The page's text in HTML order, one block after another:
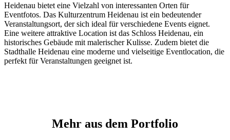
Heidenau bietet eine Vielzahl von interessanten Orten für
Eventfotos. Das Kulturzentrum Heidenau ist ein bedeutender
Veranstaltungsort, der sich ideal für verschiedene Events eignet.
Eine weitere attraktive Location ist das Schloss Heidenau, ein
historisches Gebäude mit malerischer Kulisse. Zudem bietet die
Stadthalle Heidenau eine moderne und vielseitige Eventlocation, die
perfekt für Veranstaltungen geeignet ist.
Mehr aus dem Portfolio